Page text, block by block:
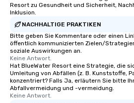
Resort zu Gesundheit und Sicherheit,
Inklusion.
NACHHALTIGE PRAKTIKEN
Bitte geben Sie Kommentare oder einen
öffentlich kommunizierten Zielen/
soziale Auswirkungen an.
Keine Antwort.
Hat BlueWater Resort eine Strategie, die
Umleitung von Abfällen (z. B. Kunststoffe,
konzentriert? Falls Ja, erläutern Sie bitte
Abfallvermeidung und -vermeidung.
Keine Antwort.